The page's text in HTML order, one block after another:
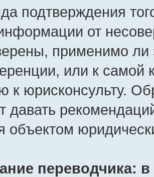
подтверждения
от
применимо ли
или к самой
к юрисконсульту.
давать
объектом
переводчика: